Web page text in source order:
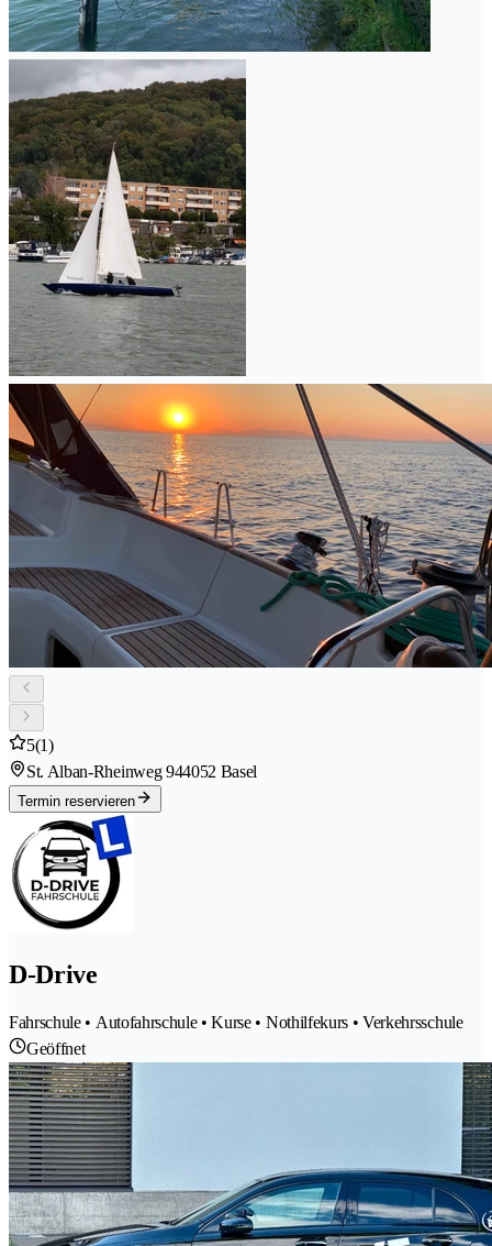
5(1)
St. Alban-Rheinweg 944052 Basel
Termin reservieren
D-Drive
Fahrschule • Autofahrschule • Kurse • Nothilfekurs • Verkehrsschule
Geöffnet